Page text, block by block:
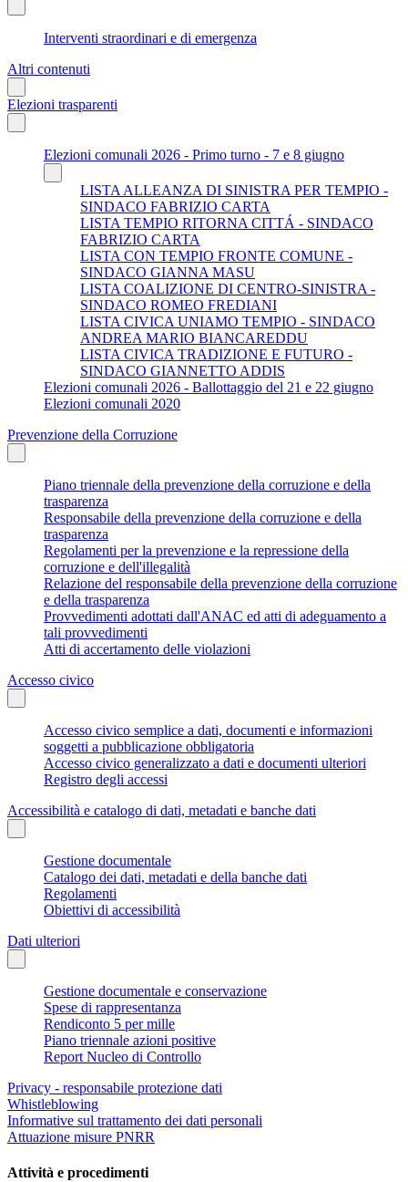
Interventi straordinari e di emergenza
Altri contenuti
Elezioni trasparenti
Elezioni comunali 2026 - Primo turno - 7 e 8 giugno
LISTA ALLEANZA DI SINISTRA PER TEMPIO -
SINDACO FABRIZIO CARTA
LISTA TEMPIO RITORNA CITTÁ - SINDACO
FABRIZIO CARTA
LISTA CON TEMPIO FRONTE COMUNE -
SINDACO GIANNA MASU
LISTA COALIZIONE DI CENTRO-SINISTRA -
SINDACO ROMEO FREDIANI
LISTA CIVICA UNIAMO TEMPIO - SINDACO
ANDREA MARIO BIANCAREDDU
LISTA CIVICA TRADIZIONE E FUTURO -
SINDACO GIANNETTO ADDIS
Elezioni comunali 2026 - Ballottaggio del 21 e 22 giugno
Elezioni comunali 2020
Prevenzione della Corruzione
Piano triennale della prevenzione della corruzione e della
trasparenza
Responsabile della prevenzione della corruzione e della
trasparenza
Regolamenti per la prevenzione e la repressione della
corruzione e dell'illegalità
Relazione del responsabile della prevenzione della corruzione
e della trasparenza
Provvedimenti adottati dall'ANAC ed atti di adeguamento a
tali provvedimenti
Atti di accertamento delle violazioni
Accesso civico
Accesso civico semplice a dati, documenti e informazioni
soggetti a pubblicazione obbligatoria
Accesso civico generalizzato a dati e documenti ulteriori
Registro degli accessi
Accessibilità e catalogo di dati, metadati e banche dati
Gestione documentale
Catalogo dei dati, metadati e della banche dati
Regolamenti
Obiettivi di accessibilità
Dati ulteriori
Gestione documentale e conservazione
Spese di rappresentanza
Rendiconto 5 per mille
Piano triennale azioni positive
Report Nucleo di Controllo
Privacy - responsabile protezione dati
Whistleblowing
Informative sul trattamento dei dati personali
Attuazione misure PNRR
Attività e procedimenti